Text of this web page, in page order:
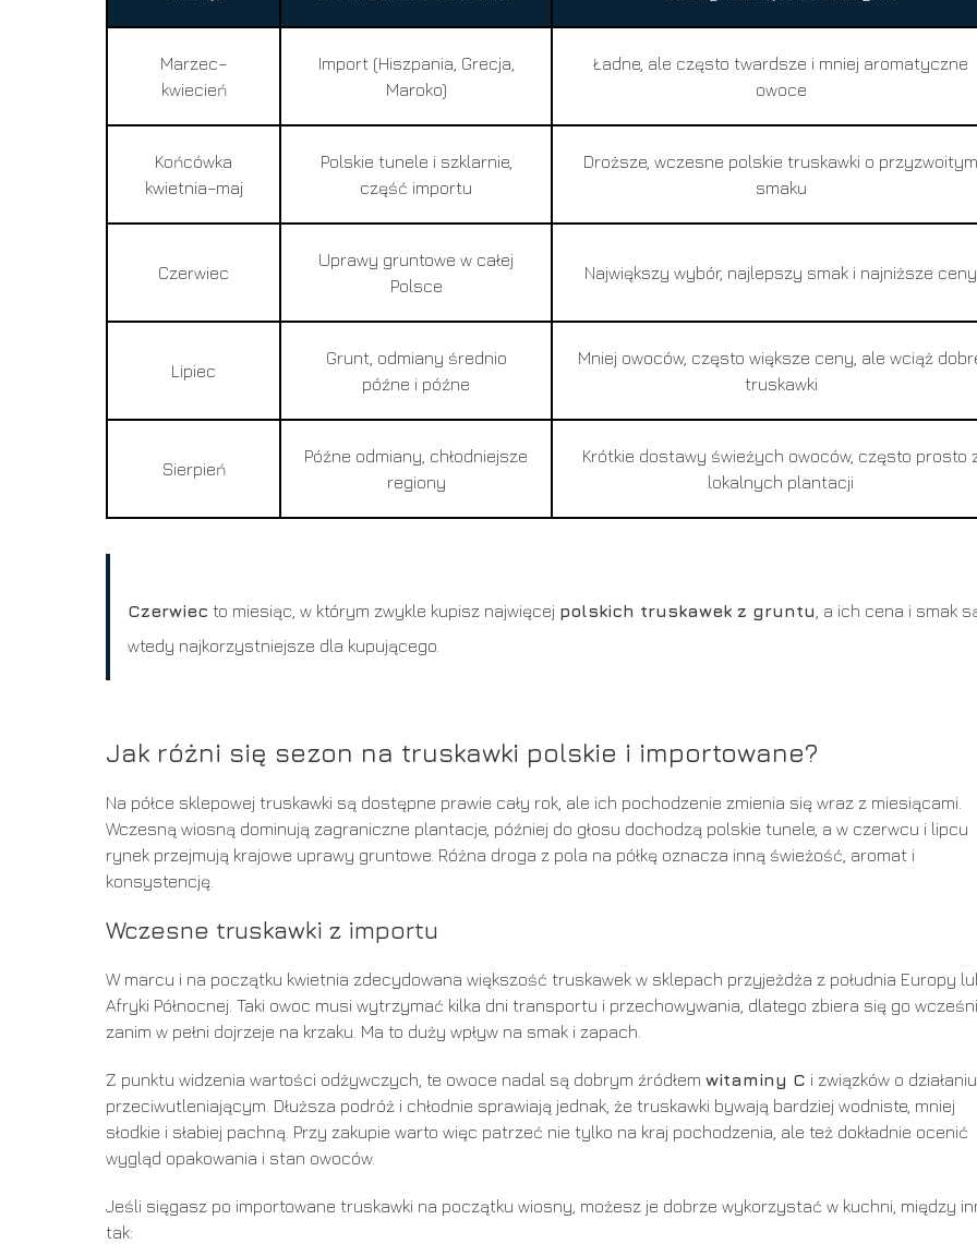
Marzec–
kwiecień
Import (Hiszpania, Grecja,
Maroko)
Ładne, ale często twardsze i mniej aromatyczne
owoce
Końcówka
kwietnia–maj
Polskie tunele i szklarnie,
część importu
Droższe, wczesne polskie truskawki o przyzwoitym
smaku
Czerwiec
Uprawy gruntowe w całej
Polsce
Największy wybór, najlepszy smak i najniższe ceny
Lipiec
Grunt, odmiany średnio
późne i późne
Mniej owoców, często większe ceny, ale wciąż
truskawki
Sierpień
Późne odmiany, chłodniejsze
regiony
Krótkie dostawy świeżych owoców, często prosto
lokalnych plantacji
Czerwiec to miesiąc, w którym zwykle kupisz najwięcej polskich truskawek z gruntu , a ich cena i smak
wtedy najkorzystniejsze dla kupującego.
Jak różni się sezon na truskawki polskie i importowane?
Na półce sklepowej truskawki są dostępne prawie cały rok, ale ich pochodzenie zmienia się wraz z miesiącami.
Wczesną wiosną dominują zagraniczne plantacje, później do głosu dochodzą polskie tunele, a w czerwcu i lipcu
rynek przejmują krajowe uprawy gruntowe. Różna droga z pola na półkę oznacza inną świeżość, aromat i
konsystencję.
Wczesne truskawki z importu
W marcu i na początku kwietnia zdecydowana większość truskawek w sklepach przyjeżdża z południa Europy
Afryki Północnej. Taki owoc musi wytrzymać kilka dni transportu i przechowywania, dlatego zbiera się go
zanim w pełni dojrzeje na krzaku. Ma to duży wpływ na smak i zapach.
Z punktu widzenia wartości odżywczych, te owoce nadal są dobrym źródłem witaminy C i związków o działaniu
przeciwutleniającym. Dłuższa podróż i chłodnie sprawiają jednak, że truskawki bywają bardziej wodniste, mniej
słodkie i słabiej pachną. Przy zakupie warto więc patrzeć nie tylko na kraj pochodzenia, ale też dokładnie ocenić
wygląd opakowania i stan owoców.
Jeśli sięgasz po importowane truskawki na początku wiosny, możesz je dobrze wykorzystać w kuchni, między
tak: